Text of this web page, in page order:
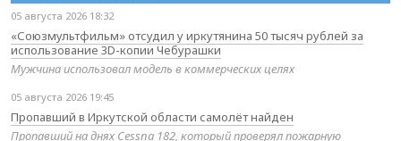
05 августа 2026 18:32
«Союзмультфильм» отсудил у иркутянина 50 тысяч рублей за
использование 3D-копии Чебурашки
Мужчина использовал модель в коммерческих целях
05 августа 2026 19:45
Пропавший в Иркутской области самолёт найден
Пропавший на днях Cessna 182, который проверял пожарную